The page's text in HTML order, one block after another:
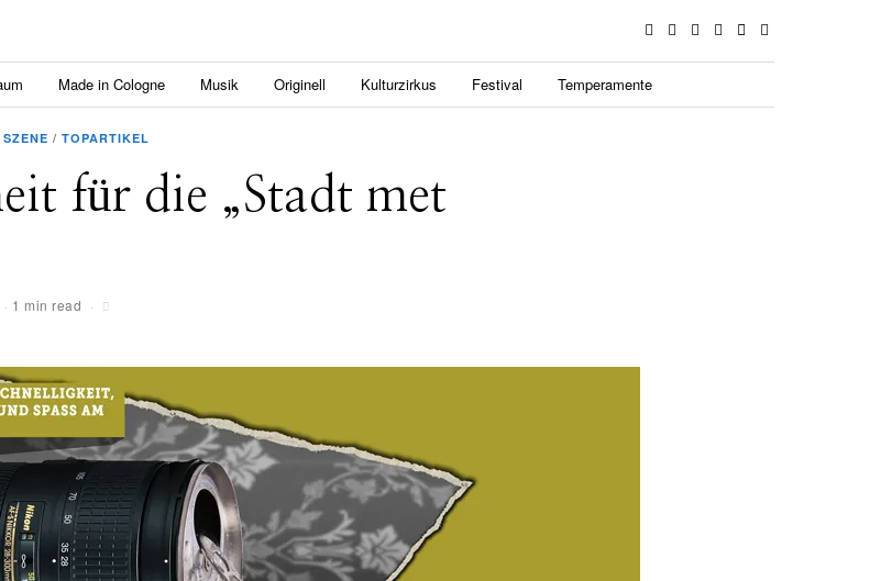
Made in Cologne Musik Originell Kulturzirkus Festival Temperamente
SZENE / TOPARTIKEL
für die „Stadt met
1 min read